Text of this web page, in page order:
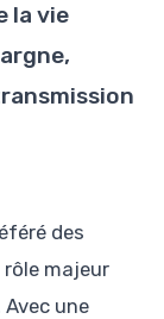
la vie
des
rôle majeur
une